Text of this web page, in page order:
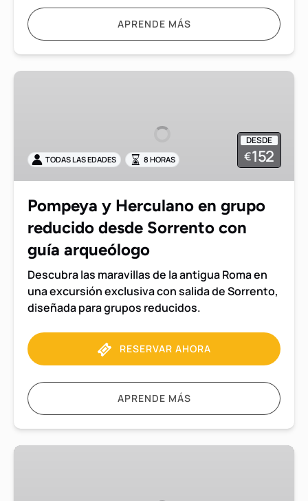
APRENDE MÁS
Pompeya
reducido
desde
con
guía
arqueólogo
DESDE
€152
TODAS LAS EDADES 8 HORAS
Pompeya y Herculano en grupo
reducido desde Sorrento con
guía arqueólogo
Descubra las maravillas de la antigua Roma en
una excursión exclusiva con salida de Sorrento,
diseñada para grupos reducidos.
RESERVAR AHORA
APRENDE MÁS
Visita